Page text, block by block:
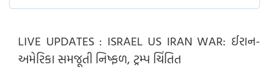
LIVE UPDATES : ISRAEL US IRAN WAR: ઈરાન-
અમેરિકા સમજૂતી નિષ્ફળ, ટ્રમ્પ ચિંતિત